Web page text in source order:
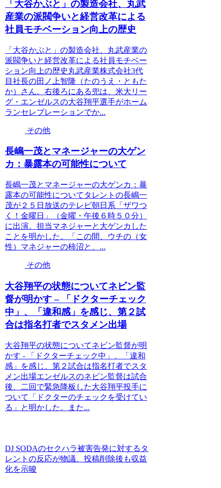
「大谷かぶと」の製造会社、丸武
産業の派閥争いと経営改革による
社員モチベーション向上の歴史
「大谷かぶと」の製造会社、丸武産業の
派閥争いと経営改革による社員モチベー
ション向上の歴史丸武産業株式会社3代
目社長の田ノ上智隆（たのうえ・ともた
か）さん。右後ろにある兜は、米大リー
グ・エンゼルスの大谷翔平選手がホーム
ランセレブレーションでか...
その他
長嶋一茂とマネージャーの大ゲン
カ：暴露本の可能性について
長嶋一茂とマネージャーの大ゲンカ：暴
露本の可能性についてタレントの長嶋一
茂が２５日放送のテレビ朝日系「ザワつ
く！金曜日」（金曜・午後６時５０分）
に出演。担当マネジャーと大ゲンカした
ことを明かした。「この間、ウチの（女
性）マネジャーの柿沼と、...
その他
大谷翔平の状態についてネビン監
督が明かす – 「ドクターチェック
中」、「違和感」を感じ、第２試
合は指名打者でスタメン出場
大谷翔平の状態についてネビン監督が明
かす - 「ドクターチェック中」、「違和
感」を感じ、第２試合は指名打者でスタ
メン出場エンゼルスのネビン監督は試合
後、二回で緊急降板した大谷翔平投手に
ついて「ドクターのチェックを受けてい
る」と明かした。また...
DJ SODAのセクハラ被害告発に対するタ
レントの反応が物議、投稿削除後も収益
化を示唆